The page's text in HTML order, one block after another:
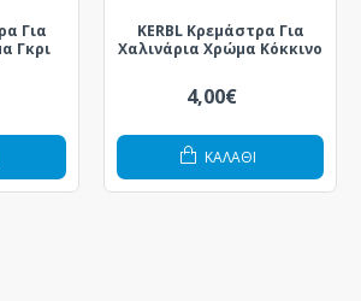
Για
Γκρι
KERBL Κρεμάστρα Για
Χαλινάρια Χρώμα Κόκκινο
4,00€
ΚΑΛΆΘΙ